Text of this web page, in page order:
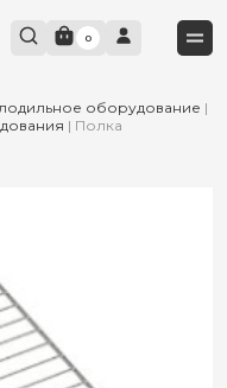
0
оборудование |
| Полка